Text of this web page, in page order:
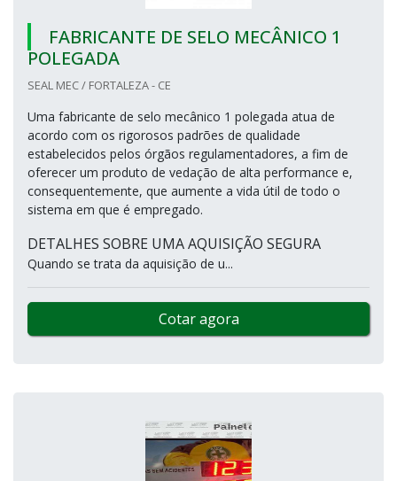
FABRICANTE DE SELO MECÂNICO 1
POLEGADA
SEAL MEC / FORTALEZA - CE
Uma fabricante de selo mecânico 1 polegada atua de
acordo com os rigorosos padrões de qualidade
estabelecidos pelos órgãos regulamentadores, a fim de
oferecer um produto de vedação de alta performance e,
consequentemente, que aumente a vida útil de todo o
sistema em que é empregado.
DETALHES SOBRE UMA AQUISIÇÃO SEGURA
Quando se trata da aquisição de u...
Cotar agora